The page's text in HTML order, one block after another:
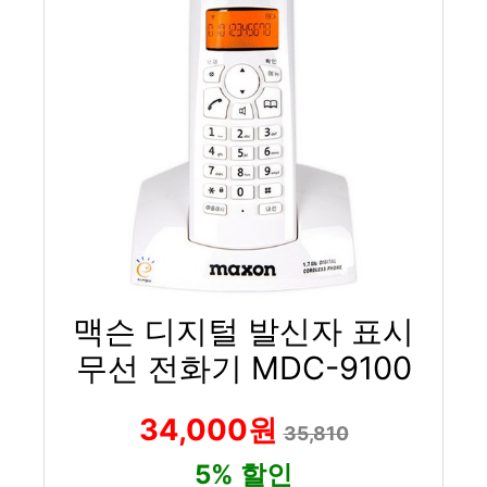
맥슨 디지털 발신자 표시
무선 전화기 MDC-9100
34,000원35,810
5% 할인